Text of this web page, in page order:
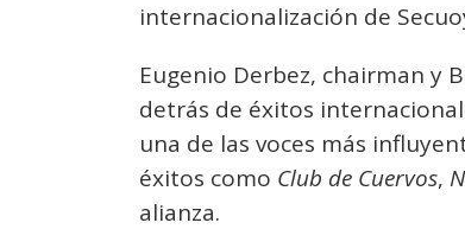
internacionalización de
Eugenio Derbez, chairman y
detrás de éxitos
una de las voces más
éxitos como Club de Cuervos,
alianza.